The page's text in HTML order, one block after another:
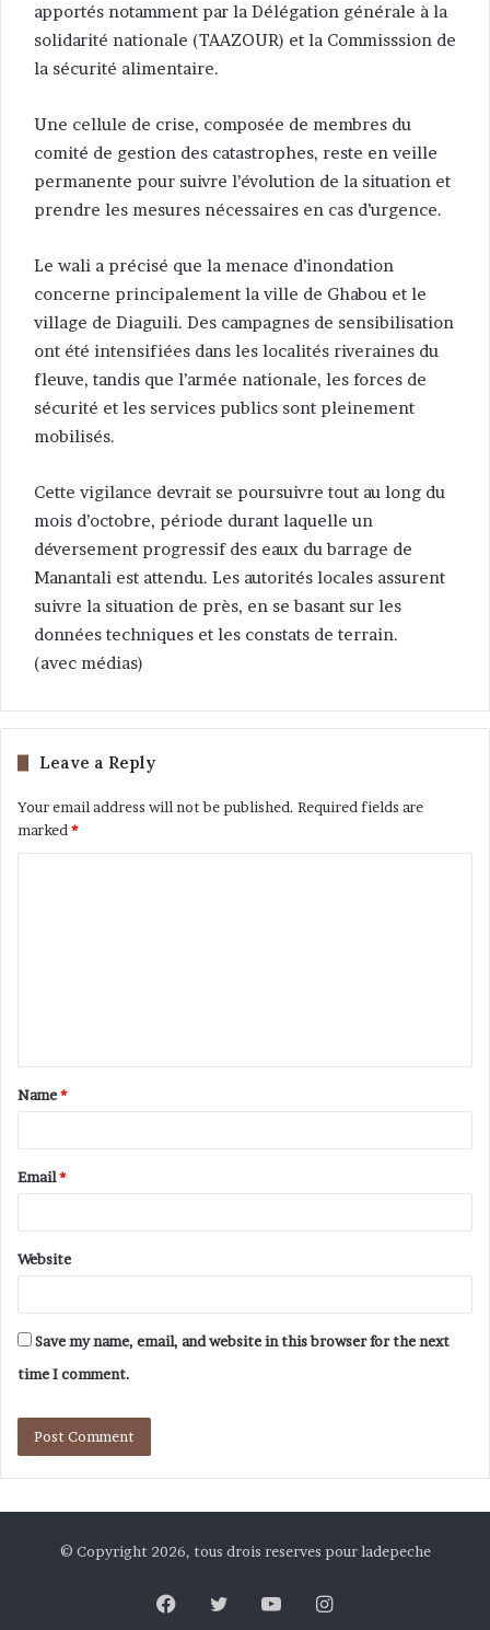
apportés notamment par la Délégation générale à la
solidarité nationale (TAAZOUR) et la Commisssion de
la sécurité alimentaire.
Une cellule de crise, composée de membres du
comité de gestion des catastrophes, reste en veille
permanente pour suivre l’évolution de la situation et
prendre les mesures nécessaires en cas d’urgence.
Le wali a précisé que la menace d’inondation
concerne principalement la ville de Ghabou et le
village de Diaguili. Des campagnes de sensibilisation
ont été intensifiées dans les localités riveraines du
fleuve, tandis que l’armée nationale, les forces de
sécurité et les services publics sont pleinement
mobilisés.
Cette vigilance devrait se poursuivre tout au long du
mois d’octobre, période durant laquelle un
déversement progressif des eaux du barrage de
Manantali est attendu. Les autorités locales assurent
suivre la situation de près, en se basant sur les
données techniques et les constats de terrain.
(avec médias)
Leave a Reply
Your email address will not be published. Required fields are
marked *
Name*
Email*
Website
Save my name, email, and website in this browser for the next
time I comment.
© Copyright 2026, tous drois reserves pour ladepeche
Facebook
TwitterYouTubeInstagram